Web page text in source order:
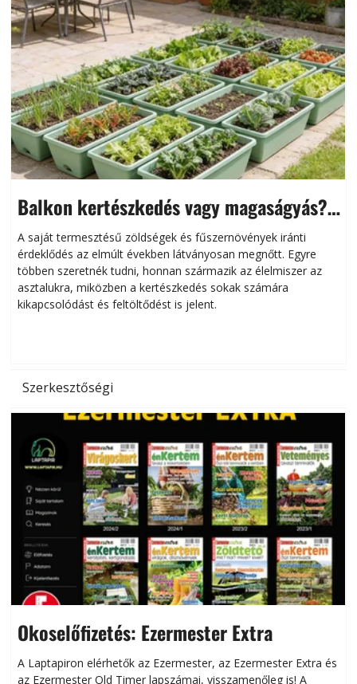
Balkon kertészkedés vagy magaságyás?
Helytakarékos kertészkedés
A saját termesztésű zöldségek és fűszernövények iránti
érdeklődés az elmúlt években látványosan megnőtt. Egyre
többen szeretnék tudni, honnan származik az élelmiszer az
asztalukra, miközben a kertészkedés sokak számára
kikapcsolódást és feltöltődést is jelent.
Szerkesztőségi
Okoselőfizetés: Ezermester Extra
A Laptapiron elérhetők az Ezermester, az Ezermester Extra és
az Ezermester Old Timer lapszámai, visszamenőleg is! A